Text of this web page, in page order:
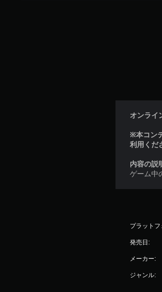
オンライ
※本コン
利用くだ
内容の説
ゲーム中
プラットフ
発売日:
メーカー:
ジャンル: